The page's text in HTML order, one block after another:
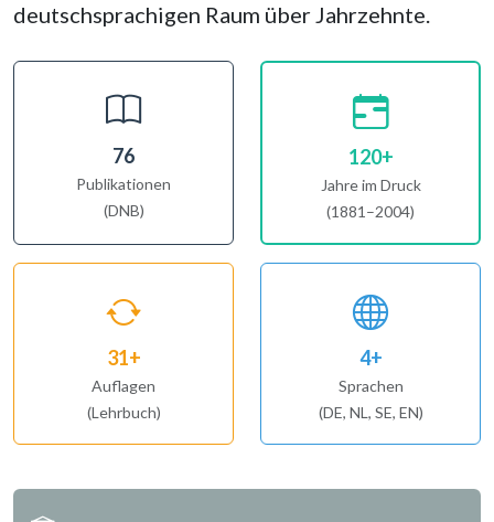
deutschsprachigen Raum über Jahrzehnte.
76
Publikationen
(DNB)
120+
Jahre im Druck
(1881–2004)
31+
Auflagen
(Lehrbuch)
4+
Sprachen
(DE, NL, SE, EN)